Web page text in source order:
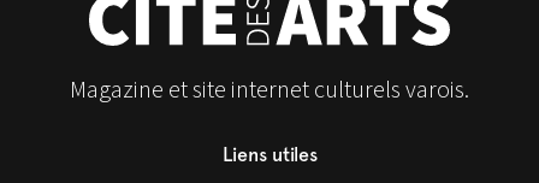
Magazine et site internet culturels varois.
Liens utiles